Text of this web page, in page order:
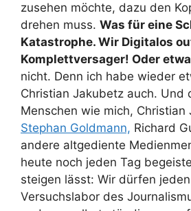
zusehen möchte, dazu den
drehen muss. Was für eine
Katastrophe. Wir Digitalos
Komplettversager! Oder
nicht. Denn ich habe wieder
Christian Jakubetz auch. Und
Menschen wie mich, Christian
Stephan Goldmann, Richard
andere altgediente
heute noch jeden Tag
steigen lässt: Wir dürfen
Versuchslabor des